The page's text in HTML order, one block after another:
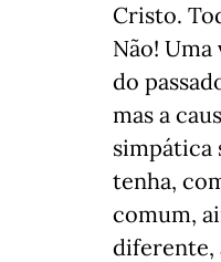
Cristo.
Não!
do
mas a
simpática
tenha,
comum,
diferente,